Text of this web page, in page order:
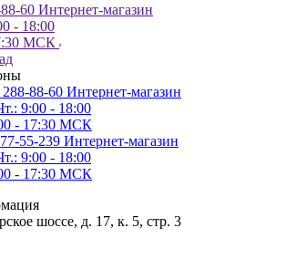
60 Интернет-магазин
- 18:00
МСК
88-60 Интернет-магазин
9:00 - 18:00
- 17:30 МСК
55-239 Интернет-магазин
9:00 - 18:00
- 17:30 МСК
шоссе, д. 17, к. 5, стр. 3